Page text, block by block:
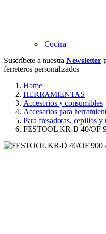
Cocina
Suscríbete a nuestra Newsletter
ferreteros personalizados
Home
HERRAMIENTAS
Accesorios y consumibles
Accesorios para
Para fresadoras, cepillos y
FESTOOL KR-D 40/OF